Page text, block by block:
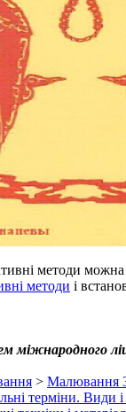
методи
методи і
міжнародного
> Малювання
терміни. Види